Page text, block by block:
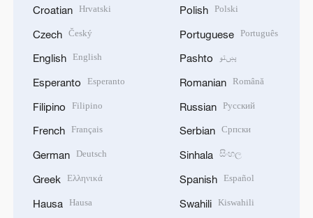
Croatian Hrvatski
Czech Český
English English
Esperanto Esperanto
Filipino Filipino
French Français
German Deutsch
Greek Ελληνικά
Hausa Hausa
Polish Polski
Portuguese Português
Pashto پښتو
Romanian Română
Russian Русский
Serbian Српски
Sinhala සිංහල
Spanish Español
Swahili Kiswahili